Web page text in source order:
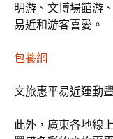
明游、文博場館游
易近和游客喜愛。
包養網
文旅惠平易近運動
此外，廣東各地線